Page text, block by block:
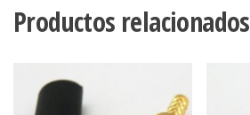
Productos relacionados